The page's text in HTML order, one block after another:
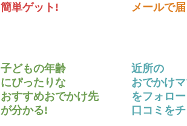
簡単ゲット!
メールで
子どもの年齢
にぴったりな
おすすめおでかけ先
が分かる!
近所の
おでかけ
をフォロ
口コミを